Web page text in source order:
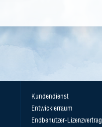
Kundendienst
Entwicklerraum
Endbenutzer-Lizenzvertrag